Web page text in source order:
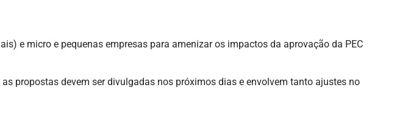
e micro e pequenas empresas para amenizar os impactos da aprovação da PEC
propostas devem ser divulgadas nos próximos dias e envolvem tanto ajustes no